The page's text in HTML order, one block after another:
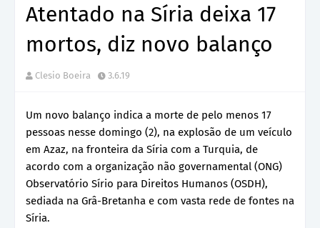
Atentado na Síria deixa 17
mortos, diz novo balanço
Clesio Boeira 3.6.19
Um novo balanço indica a morte de pelo menos 17
pessoas nesse domingo (2), na explosão de um veículo
em Azaz, na fronteira da Síria com a Turquia, de
acordo com a organização não governamental (ONG)
Observatório Sírio para Direitos Humanos (OSDH),
sediada na Grâ-Bretanha e com vasta rede de fontes na
Síria.